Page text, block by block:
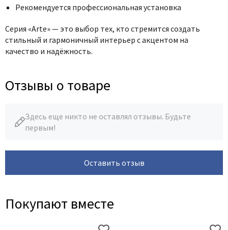
Рекомендуется профессиональная установка
Серия «Arte» — это выбор тех, кто стремится создать
стильный и гармоничный интерьер с акцентом на
качество и надёжность.
Отзывы о товаре
Здесь еще никто не оставлял отзывы. Будьте
первым!
Оставить отзыв
Покупают вместе